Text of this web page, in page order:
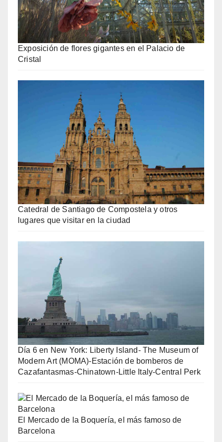
Exposición de flores gigantes en el Palacio de
Cristal
Catedral de Santiago de Compostela y otros
lugares que visitar en la ciudad
Día 6 en New York: Liberty Island- The Museum of
Modern Art (MOMA)-Estación de bomberos de
Cazafantasmas-Chinatown-Little Italy-Central Perk
El Mercado de la Boquería, el más famoso de
Barcelona